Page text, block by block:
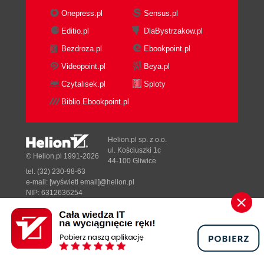
Nowe spojrzenie (71)
Wygląd kart (74)
Opiszmy to (75)
Przełóż talię, wybierz kartę (77)
Pokaż się i idź na miejsce (79)
Układ grafiki na karcie (82)
Parsowanie XML (85)
Zainstaluj i uruchom (86)
Pan i serwer (87)
Poznajemy obiektowy model dokumentu (88)
Inne obiektowe modele dokumentów (89)
Co by było bez modelu DOM? (91)
Oto analogia (92)
SAX (93)
Onepress.pl
Sensus.pl
Editio.pl
DlaBystrzakow.pl
Bezdroza.pl
Ebookpoint.pl
Videopoint.pl
Beya.pl
Czytalisek.pl
Sploty
Biblio.Ebookpoint.pl
Designed with ♥ byTonik.pl
© Helion.pl 1991-2026
Helion.pl sp. z o.o.
ul. Kościuszki 1c
44-100 Gliwice
tel. (32) 230-98-63
e-mail: [wyświetl email]@helion.pl
NIP: 6312636254
Pełna wersja strony »